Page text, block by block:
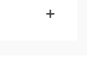
+
-